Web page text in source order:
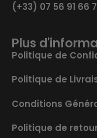
(+33) 07 56 91 66
Plus
Politique de
Politique de
Conditions
Politique de